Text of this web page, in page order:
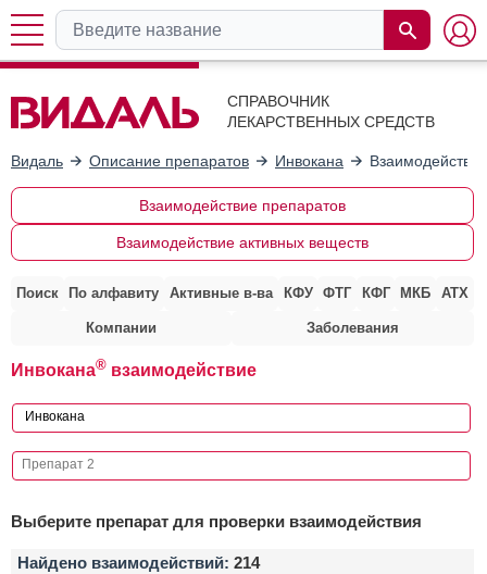
СПРАВОЧНИК
ЛЕКАРСТВЕННЫХ СРЕДСТВ
Видаль Описание препаратов Инвокана
Взаимодействие препаратов
Взаимодействие активных веществ
Поиск По алфавиту Активные в-ва КФУ ФТГ КФГ МКБ АТХ
Компании Заболевания
Инвокана® взаимодействие
Выберите препарат для проверки взаимодействия
Найдено взаимодействий: 214